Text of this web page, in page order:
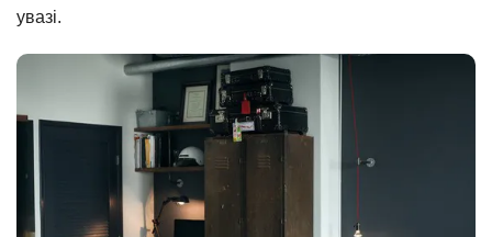
увазі.